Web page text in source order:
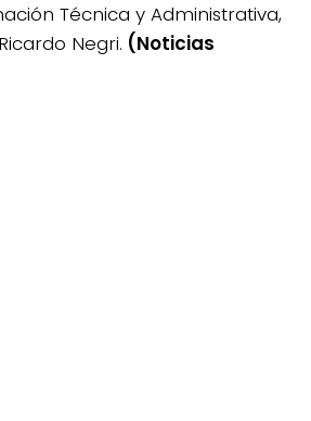
Técnica y Administrativa,
Negri. (Noticias